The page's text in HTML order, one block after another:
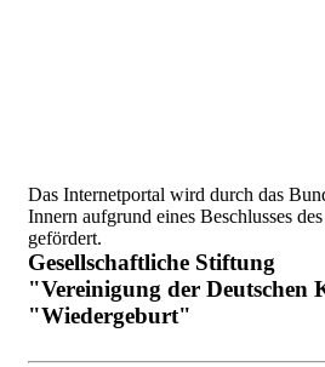
Das Internetportal wird durch das
Innern aufgrund eines Beschlusses
gefördert.
Gesellschaftliche Stiftung
"Vereinigung der Deutschen
"Wiedergeburt"